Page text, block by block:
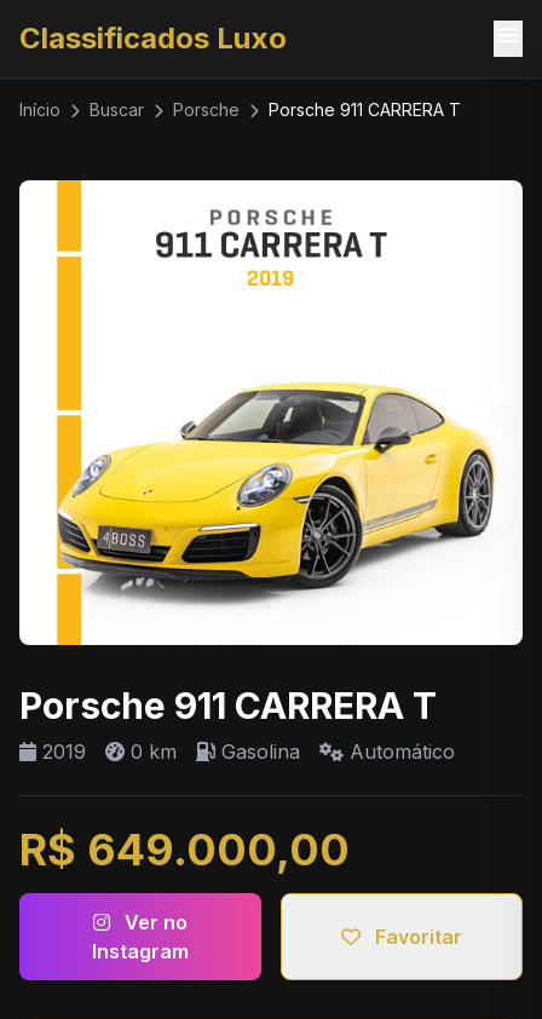
Classificados Luxo
Início Buscar Porsche Porsche 911 CARRERA T
Porsche 911 CARRERA T
2019 0 km Gasolina Automático
R$ 649.000,00
Ver no
Instagram
Favoritar